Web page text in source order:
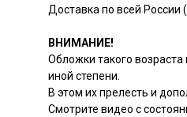
Доставка по всей России
ВНИМАНИЕ!
Обложки такого
иной степени.
В этом их прелесть и
Смотрите видео с